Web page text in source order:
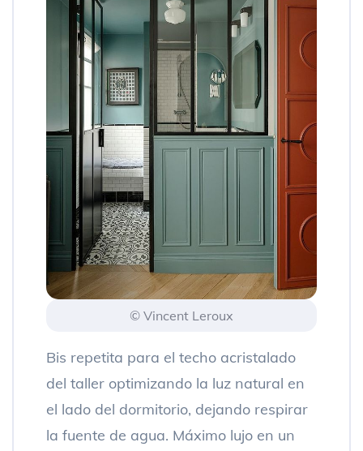
© Vincent Leroux
Bis repetita para el techo acristalado
del taller optimizando la luz natural en
el lado del dormitorio, dejando respirar
la fuente de agua. Máximo lujo en un